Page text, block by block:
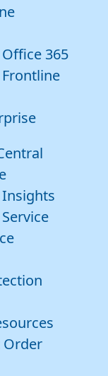
365
Order